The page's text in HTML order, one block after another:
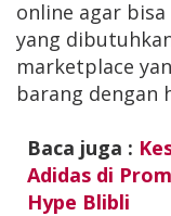
online agar
yang
marketplace
barang dengan
Baca juga :
Adidas di
Hype Blibli